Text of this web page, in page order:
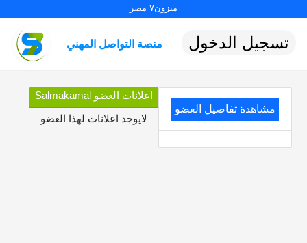
ميزون٧ مصر
منصة التواصل المهني تسجيل الدخول
مشاهدة تفاصيل العضو
اعلانات العضو Salmakamal
لايوجد اعلانات لهذا العضو